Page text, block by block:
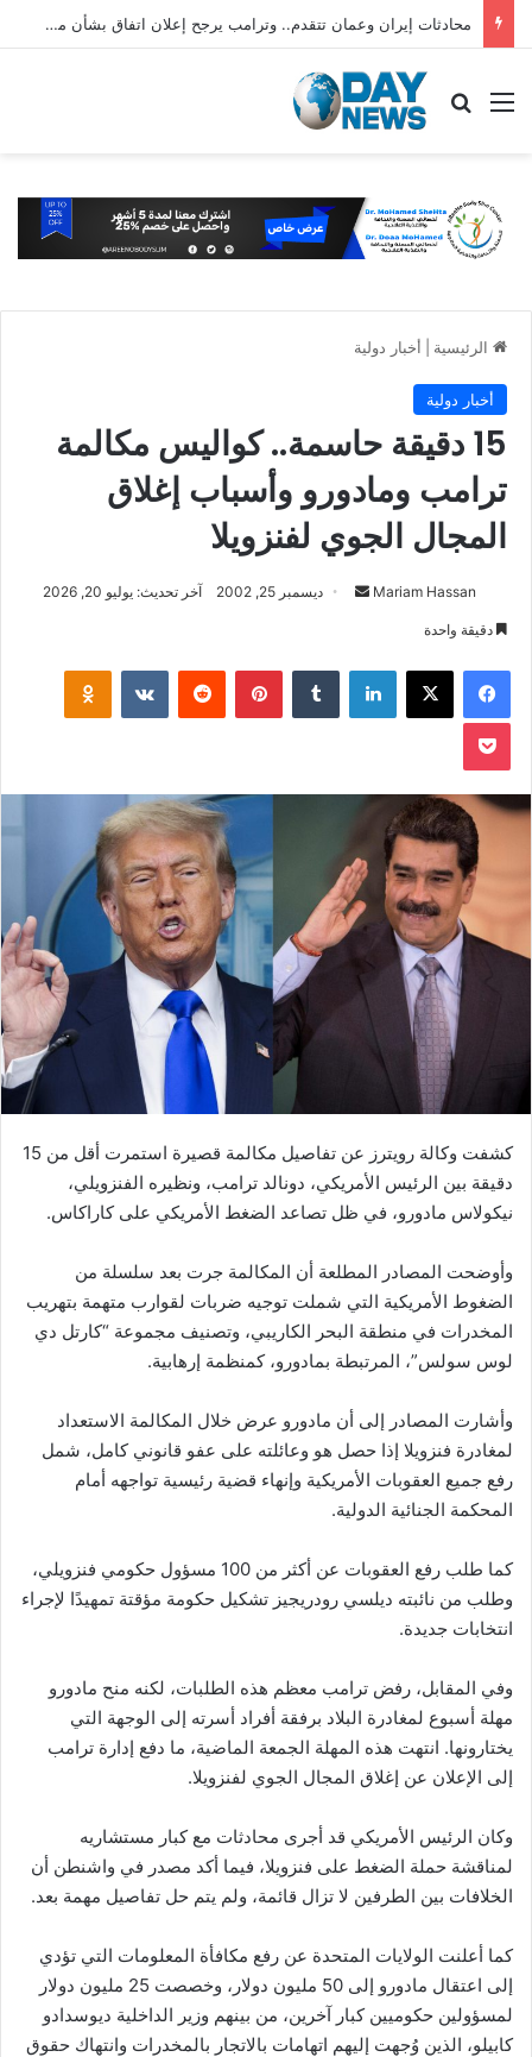
محادثات إيران وعمان تتقدم.. وترامب يرجح إعلان اتفاق بشأن مضيق هرمز قريبًا
القائمة بحث عن
الرئيسية أخبار دولية
أخبار دولية
15 دقيقة حاسمة.. كواليس مكالمة
ترامب ومادورو وأسباب إغلاق
المجال الجوي لفنزويلا
Mariam Hassan
أرسل ديسمبر 25, 2002 آخر تحديث: يوليو 20, 2026
دقيقة واحدة
فيسبوك ‫X لينكدإن بينتيريست
‫Pocket
كشفت وكالة رويترز عن تفاصيل مكالمة قصيرة استمرت أقل من 15
دقيقة بين الرئيس الأمريكي، دونالد ترامب، ونظيره الفنزويلي،
نيكولاس مادورو، في ظل تصاعد الضغط الأمريكي على كاراكاس.
وأوضحت المصادر المطلعة أن المكالمة جرت بعد سلسلة من
الضغوط الأمريكية التي شملت توجيه ضربات لقوارب متهمة بتهريب
المخدرات في منطقة البحر الكاريبي، وتصنيف مجموعة “كارتل دي
لوس سولس”، المرتبطة بمادورو، كمنظمة إرهابية.
وأشارت المصادر إلى أن مادورو عرض خلال المكالمة الاستعداد
لمغادرة فنزويلا إذا حصل هو وعائلته على عفو قانوني كامل، شمل
رفع جميع العقوبات الأمريكية وإنهاء قضية رئيسية تواجهه أمام
المحكمة الجنائية الدولية.
كما طلب رفع العقوبات عن أكثر من 100 مسؤول حكومي فنزويلي،
وطلب من نائبته ديلسي رودريجيز تشكيل حكومة مؤقتة تمهيدًا لإجراء
انتخابات جديدة.
وفي المقابل، رفض ترامب معظم هذه الطلبات، لكنه منح مادورو
مهلة أسبوع لمغادرة البلاد برفقة أفراد أسرته إلى الوجهة التي
يختارونها. انتهت هذه المهلة الجمعة الماضية، ما دفع إدارة ترامب
إلى الإعلان عن إغلاق المجال الجوي لفنزويلا.
وكان الرئيس الأمريكي قد أجرى محادثات مع كبار مستشاريه
لمناقشة حملة الضغط على فنزويلا، فيما أكد مصدر في واشنطن أن
الخلافات بين الطرفين لا تزال قائمة، ولم يتم حل تفاصيل مهمة بعد.
كما أعلنت الولايات المتحدة عن رفع مكافأة المعلومات التي تؤدي
إلى اعتقال مادورو إلى 50 مليون دولار، وخصصت 25 مليون دولار
لمسؤولين حكوميين كبار آخرين، من بينهم وزير الداخلية ديوسدادو
كابيلو، الذين وُجهت إليهم اتهامات بالاتجار بالمخدرات وانتهاك حقوق